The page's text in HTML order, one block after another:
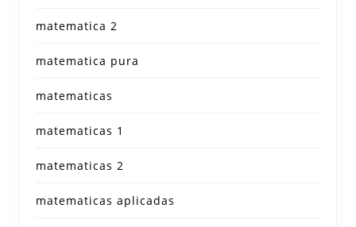
matematica 2
matematica pura
matematicas
matematicas 1
matematicas 2
matematicas aplicadas